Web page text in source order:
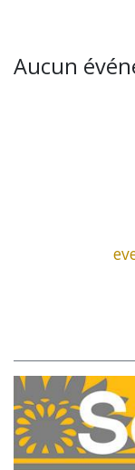
Aucun